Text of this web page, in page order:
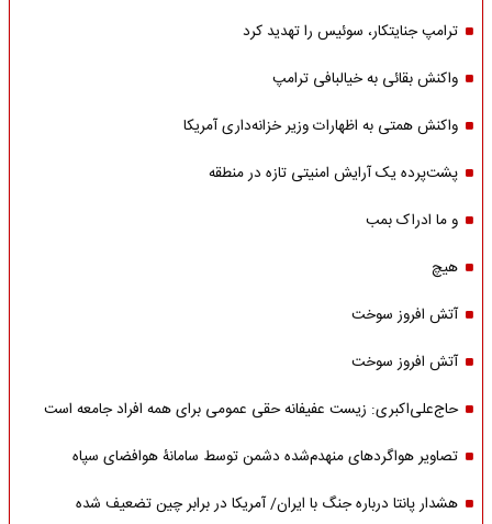
ترامپ جنایتکار، سوئیس را تهدید کرد
واکنش بقائی به خیالبافی ترامپ
واکنش همتی به اظهارات وزیر خزانه‌داری آمریکا
پشت‌پرده یک آرایش امنیتی تازه در منطقه
و ما ادراک بمب
هیچ
آتش افروز سوخت
آتش افروز سوخت
حاج‌علی‌اکبری: زیست عفیفانه حقی عمومی برای همه افراد جامعه است
تصاویر هواگردهای منهدم‌شده دشمن توسط سامانۀ هوافضای سپاه
هشدار پانتا درباره جنگ با ایران/ آمریکا در برابر چین تضعیف شده